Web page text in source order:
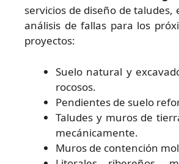
servicios de diseño de taludes,
análisis de fallas para los
proyectos:
Suelo natural y
rocosos.
Pendientes de suelo
Taludes y muros de
mecánicamente.
Muros de contención